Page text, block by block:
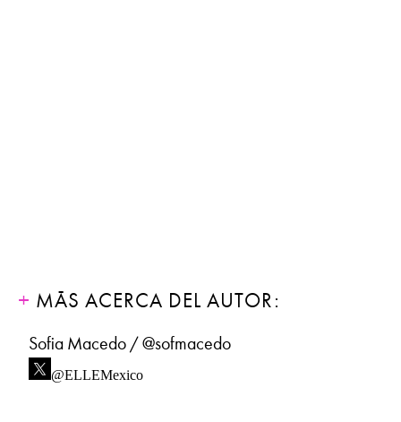
MÁS ACERCA DEL AUTOR:
Sofia Macedo / @sofmacedo
@ELLEMexico